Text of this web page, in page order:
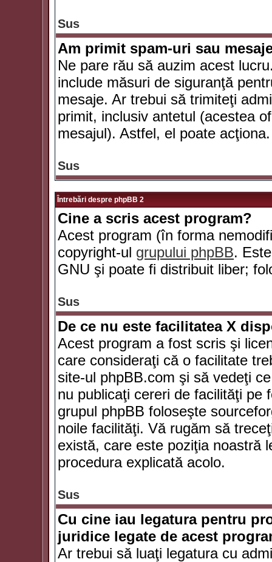
Sus
Am primit spam-uri sau
Ne pare rău să auzim acest
include măsuri de siguranţă
mesaje. Ar trebui să trimiteţi
primit, inclusiv antetul (acestea
mesajul). Astfel, el poate acţiona.
Sus
Întrebări despre phpBB 2
Cine a scris acest program?
Acest program (în forma
copyright-ul grupului phpBB.
GNU şi poate fi distribuit liber;
Sus
De ce nu este facilitatea X
Acest program a fost scris şi
care consideraţi că o facilitate
site-ul phpBB.com şi să vedeţi
nu publicaţi cereri de facilităţi pe
grupul phpBB foloseşte
noile facilităţi. Vă rugăm să
există, care este poziţia noastră
procedura explicată acolo.
Sus
Cu cine iau legatura pentru
juridice legate de acest
Ar trebui să luaţi legatura cu